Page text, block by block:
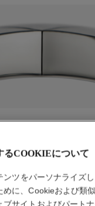
もご覧くだ
るCOOKIEについて
ンツをパーソナライズ
めに、Cookieおよび類
ブサイトおよびパート